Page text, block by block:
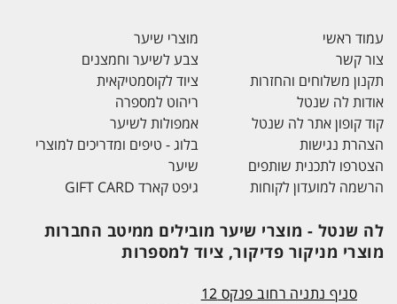
עמוד ראשי
צור קשר
תקנון משלוחים והחזרות
אודות לה שנטל
קוד קופון אתר לה שנטל
הצהרת נגישות
הצטרפו לתכנית שותפים
הרשמה למועדון לקוחות
מוצרי שיער
צבע לשיער וחמצנים
ציוד לקוסמטיקאית
ריהוט למספרה
אמפולות לשיער
בלוג - טיפים ומדריכים למוצרי
שיער
גיפט קארד GIFT CARD
לה שנטל - מוצרי שיער מובילים ממיטב החברות
מוצרי מניקור פדיקור, ציוד למספרות
סניף נתניה רחוב פנקס 12